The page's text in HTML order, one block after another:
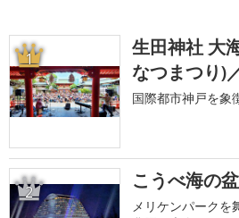
1
生田神社 大
なつまつり)
国際都市神戸を象
2 こうべ海の
メリケンパークを